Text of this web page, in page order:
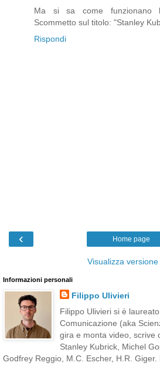
Ma si sa come funzionano
Scommetto sul titolo: "Stanley
Rispondi
‹ Home page
Visualizza versione
Informazioni personali
Filippo Ulivieri
Filippo Ulivieri si è
Comunicazione (aka
gira e monta video, scrive
Stanley Kubrick, Michel
Godfrey Reggio, M.C. Escher, H.R. Giger.